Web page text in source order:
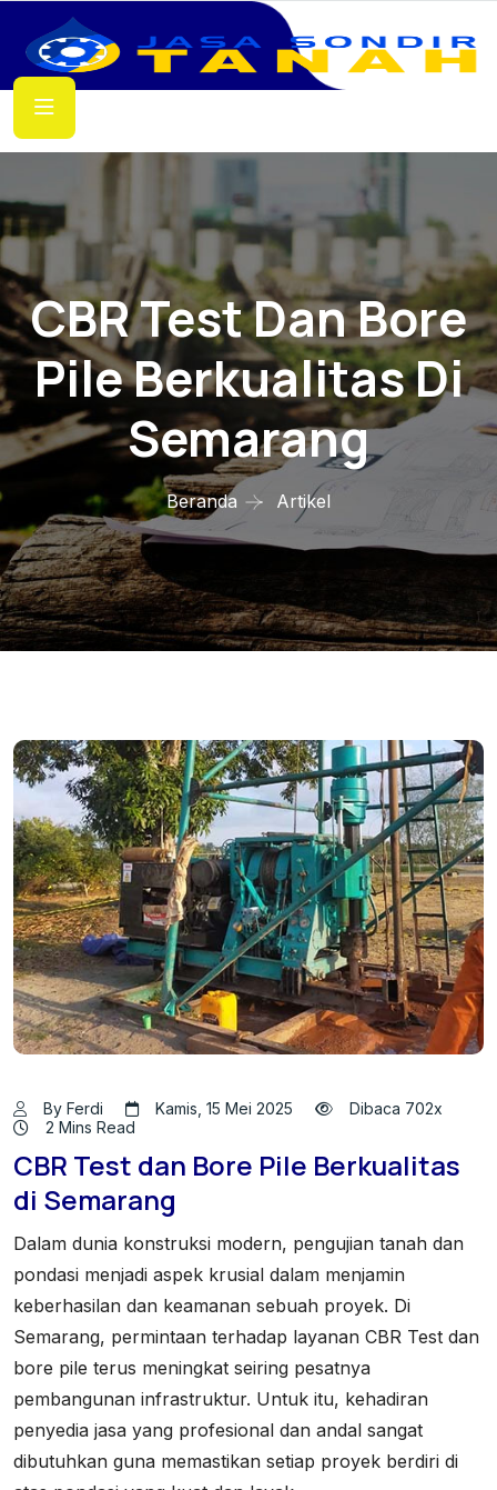
CBR Test Dan Bore
Pile Berkualitas Di
Semarang
Beranda Artikel
By Ferdi Kamis, 15 Mei 2025
Dibaca 702x
2 Mins Read
CBR Test dan Bore Pile Berkualitas
di Semarang
Dalam dunia konstruksi modern, pengujian tanah dan
pondasi menjadi aspek krusial dalam menjamin
keberhasilan dan keamanan sebuah proyek. Di
Semarang, permintaan terhadap layanan CBR Test dan
bore pile terus meningkat seiring pesatnya
pembangunan infrastruktur. Untuk itu, kehadiran
penyedia jasa yang profesional dan andal sangat
dibutuhkan guna memastikan setiap proyek berdiri di